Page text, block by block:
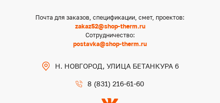
Почта для заказов, спецификации, смет, проектов:
zakaz52@shop-therm.ru
Сотрудничество:
postavka@shop-therm.ru
Н. НОВГОРОД, УЛИЦА БЕТАНКУРА 6
8 (831) 216-61-60